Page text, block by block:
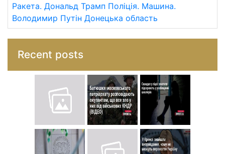
Ракета. Дональд Трамп Поліція. Машина.
Володимир Путін Донецька область
Recent posts